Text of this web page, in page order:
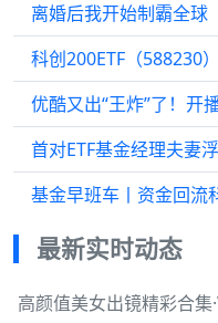
离婚后我开始制霸全球
科创200ETF（588230
基金早班车丨资金回流
最新实时动态
高颜值美女出镜精彩合集